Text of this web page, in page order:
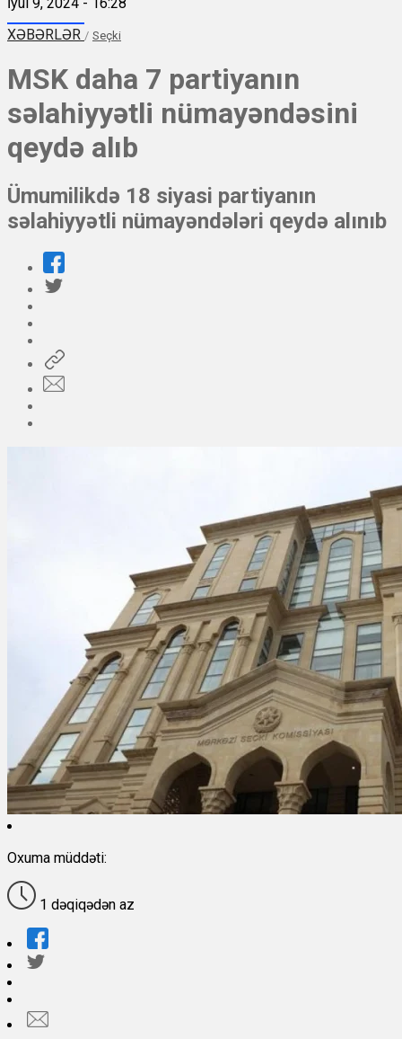
XƏBƏRLƏR / Seçki
MSK daha 7 partiyanın
səlahiyyətli nümayəndəsini
qeydə alıb
Ümumilikdə 18 siyasi partiyanın
səlahiyyətli nümayəndələri qeydə alınıb
Oxuma müddəti:
1 dəqiqədən az